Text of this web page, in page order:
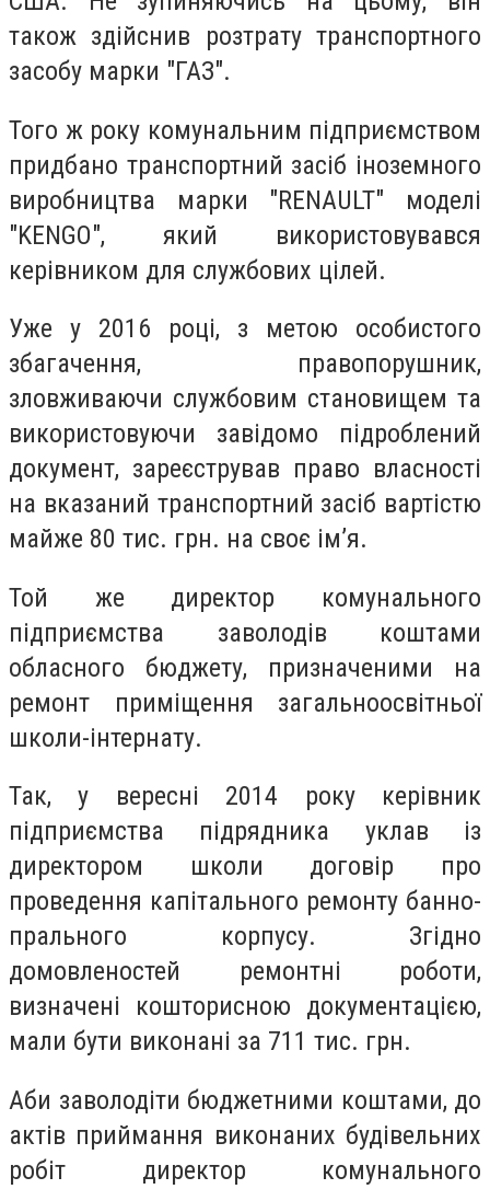
також здійснив розтрату транспортного
засобу марки "ГАЗ".
Того ж року комунальним підприємством
придбано транспортний засіб іноземного
виробництва марки "RENAULT" моделі
"KENGO", який використовувався
керівником для службових цілей.
Уже у 2016 році, з метою особистого
збагачення, правопорушник,
зловживаючи службовим становищем та
використовуючи завідомо підроблений
документ, зареєстрував право власності
на вказаний транспортний засіб вартістю
майже 80 тис. грн. на своє ім’я.
Той же директор комунального
підприємства заволодів коштами
обласного бюджету, призначеними на
ремонт приміщення загальноосвітньої
школи-інтернату.
Так, у вересні 2014 року керівник
підприємства підрядника уклав із
директором школи договір про
проведення капітального ремонту банно-
прального корпусу. Згідно
домовленостей ремонтні роботи,
визначені кошторисною документацією,
мали бути виконані за 711 тис. грн.
Аби заволодіти бюджетними коштами, до
актів приймання виконаних будівельних
робіт директор комунального